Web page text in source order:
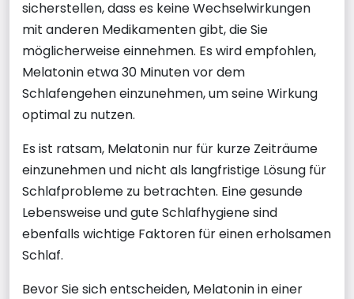
sicherstellen, dass es keine Wechselwirkungen
mit anderen Medikamenten gibt, die Sie
möglicherweise einnehmen. Es wird empfohlen,
Melatonin etwa 30 Minuten vor dem
Schlafengehen einzunehmen, um seine Wirkung
optimal zu nutzen.
Es ist ratsam, Melatonin nur für kurze Zeiträume
einzunehmen und nicht als langfristige Lösung für
Schlafprobleme zu betrachten. Eine gesunde
Lebensweise und gute Schlafhygiene sind
ebenfalls wichtige Faktoren für einen erholsamen
Schlaf.
Bevor Sie sich entscheiden, Melatonin in einer